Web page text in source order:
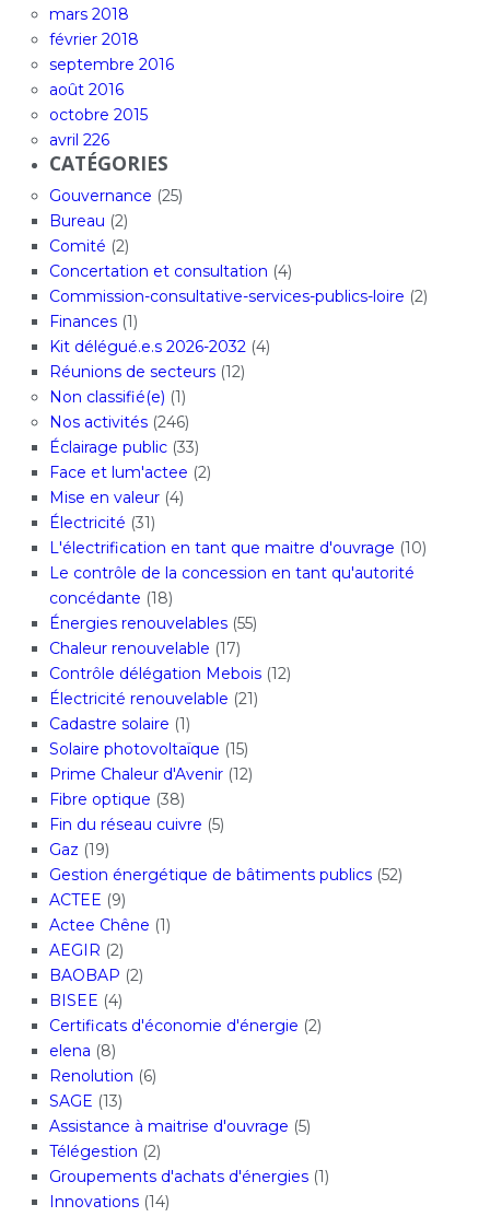
mars 2018
février 2018
septembre 2016
août 2016
octobre 2015
avril 226
CATÉGORIES
Gouvernance (25)
Bureau (2)
Comité (2)
Concertation et consultation (4)
Commission-consultative-services-publics-loire (2)
Finances(1)
Kit délégué.e.s 2026-2032(4)
Réunions de secteurs(12)
Non classifié(e) (1)
Nos activités(246)
Éclairage public(33)
Face et lum'actee (2)
Mise en valeur(4)
Électricité (31)
L'électrification en tant que maitre d'ouvrage (10)
Le contrôle de la concession en tant qu'autorité
concédante (18)
Énergies renouvelables(55)
Chaleur renouvelable (17)
Contrôle délégation Mebois(12)
Électricité renouvelable (21)
Cadastre solaire (1)
Solaire photovoltaïque (15)
Prime Chaleur d'Avenir(12)
Fibre optique (38)
Fin du réseau cuivre (5)
Gaz (19)
Gestion énergétique de bâtiments publics(52)
ACTEE (9)
Actee Chêne (1)
AEGIR (2)
BAOBAP (2)
BISEE (4)
Certificats d'économie d'énergie (2)
elena (8)
Renolution (6)
SAGE (13)
Assistance à maitrise d'ouvrage (5)
Télégestion (2)
Groupements d'achats d'énergies(1)
Innovations(14)